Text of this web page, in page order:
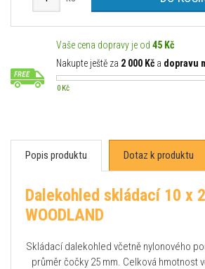
Vaše cena dopravy je od 45 Kč
Nakupte ještě za 2 000 Kč a dopravu
0 Kč
Popis produktu Dotaz k produktu
Dalekohled skládací 10 x
WOODLAND
Skládací dalekohled včetně nylonového
průměr čočky 25 mm. Celková hmotnost